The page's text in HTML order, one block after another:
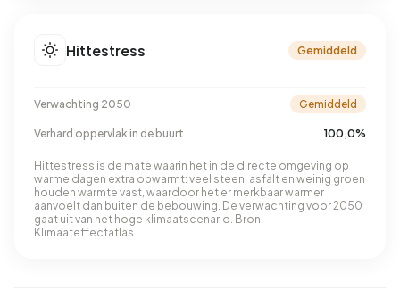
Hittestress Gemiddeld
Verwachting 2050 Gemiddeld
Verhard oppervlak in de buurt 100,0%
Hittestress is de mate waarin het in de directe omgeving op
warme dagen extra opwarmt: veel steen, asfalt en weinig groen
houden warmte vast, waardoor het er merkbaar warmer
aanvoelt dan buiten de bebouwing. De verwachting voor 2050
gaat uit van het hoge klimaatscenario. Bron:
Klimaateffectatlas.